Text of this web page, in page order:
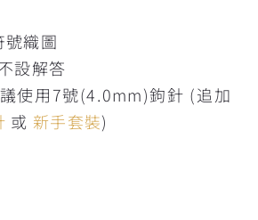
織圖
設解答
使用7號(4.0mm)鉤針 (追加
或 新手套裝)